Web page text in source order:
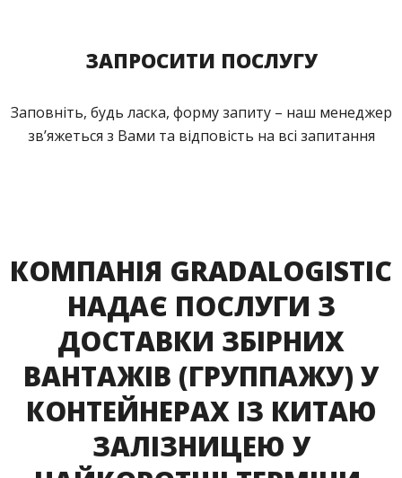
ЗАПРОСИТИ ПОСЛУГУ
Заповніть, будь ласка, форму запиту – наш менеджер
зв’яжеться з Вами та відповість на всі запитання
КОМПАНІЯ GRADALOGISTIC
НАДАЄ ПОСЛУГИ З
ДОСТАВКИ ЗБІРНИХ
ВАНТАЖІВ (ГРУППАЖУ) У
КОНТЕЙНЕРАХ ІЗ КИТАЮ
ЗАЛІЗНИЦЕЮ У